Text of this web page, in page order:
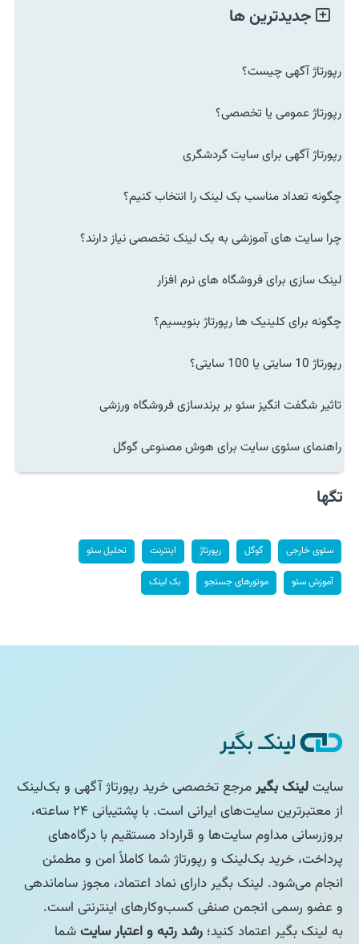
جدیدترین ها
رپورتاژ آگهی چیست؟
رپورتاژ عمومی یا تخصصی؟
رپورتاژ آگهی برای سایت گردشگری
چگونه تعداد مناسب بک لینک را انتخاب کنیم؟
چرا سایت های آموزشی به بک لینک تخصصی نیاز دارند؟
لینک سازی برای فروشگاه های نرم افزار
چگونه برای کلینیک ها رپورتاژ بنویسیم؟
رپورتاژ 10 سایتی یا 100 سایتی؟
تاثیر شگفت انگیز سئو بر برندسازی فروشگاه ورزشی
راهنمای سئوی سایت برای هوش مصنوعی گوگل
تگها
سئوی خارجی گوگل رپورتاژ اینترنت تحلیل سئو
آموزش سئو موتورهای جستجو بک لینک
سایتلینک بگیرمرجع تخصصی خرید رپورتاژ آگهی و بک‌لینک
از معتبرترین سایت‌های ایرانی است. با پشتیبانی ۲۴ ساعته،
بروزرسانی مداوم سایت‌ها و قرارداد مستقیم با درگاه‌های
پرداخت، خرید بک‌لینک و رپورتاژ شما کاملاً امن و مطمئن
انجام می‌شود. لینک بگیر دارای نماد اعتماد، مجوز ساماندهی
و عضو رسمی انجمن صنفی کسب‌وکارهای اینترنتی است.
به لینک بگیر اعتماد کنید؛ رشد رتبه و اعتبار سایتشما